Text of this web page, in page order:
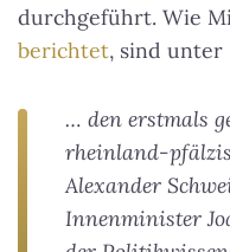
durchgeführt. Wie
berichtet, sind unter
… den erstmals
rheinland-
Alexander
Innenminister